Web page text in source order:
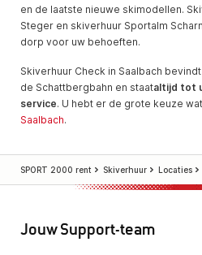
en de laatste nieuwe skimodellen.
Steger en skiverhuur Sportalm
dorp voor uw behoeften.
Skiverhuur Check in Saalbach
de Schattbergbahn en staataltijd tot
service. U hebt er de grote keuze
Saalbach.
SPORT 2000 rent Skiverhuur Locaties
Jouw Support-team